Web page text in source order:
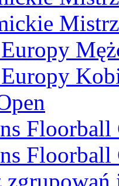
Floorball
Floorball